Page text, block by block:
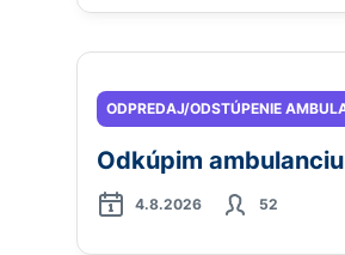
ODPREDAJ/ODSTÚPENIE
Odkúpim
4.8.2026 52